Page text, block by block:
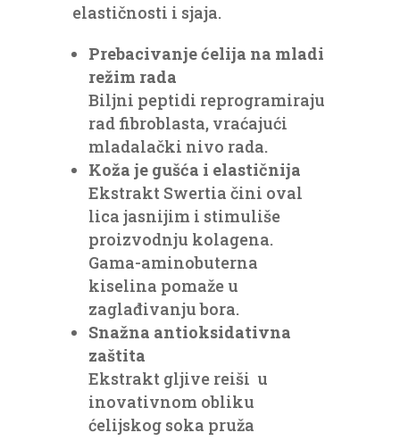
elastičnosti i sjaja.
Prebacivanje ćelija na mladi
režim rada
Biljni peptidi reprogramiraju
rad fibroblasta, vraćajući
mladalački nivo rada.
Koža je gušća i elastičnija
Ekstrakt Swertia čini oval
lica jasnijim i stimuliše
proizvodnju kolagena.
Gama-aminobuterna
kiselina pomaže u
zaglađivanju bora.
Snažna antioksidativna
zaštita
Ekstrakt gljive reiši u
inovativnom obliku
ćelijskog soka pruža